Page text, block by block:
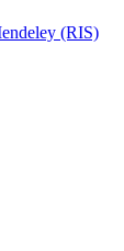
(RIS)